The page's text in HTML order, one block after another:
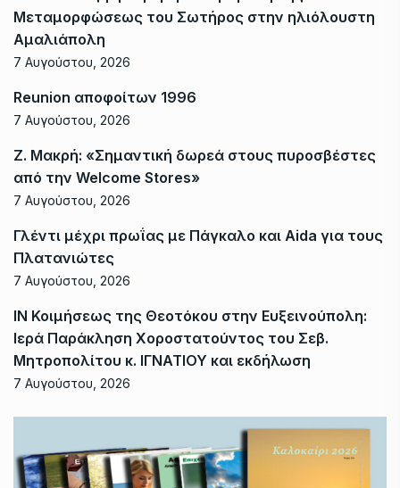
Μεταμορφώσεως του Σωτήρος στην ηλιόλουστη
Αμαλιάπολη
7 Αυγούστου, 2026
Reunion αποφοίτων 1996
7 Αυγούστου, 2026
Ζ. Μακρή: «Σημαντική δωρεά στους πυροσβέστες
από την Welcome Stores»
7 Αυγούστου, 2026
Γλέντι μέχρι πρωΐας με Πάγκαλο και Aida για τους
Πλατανιώτες
7 Αυγούστου, 2026
ΙΝ Κοιμήσεως της Θεοτόκου στην Ευξεινούπολη:
Ιερά Παράκληση Χοροστατούντος του Σεβ.
Μητροπολίτου κ. ΙΓΝΑΤΙΟΥ και εκδήλωση
7 Αυγούστου, 2026